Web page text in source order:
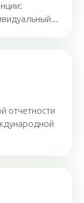
отчетности